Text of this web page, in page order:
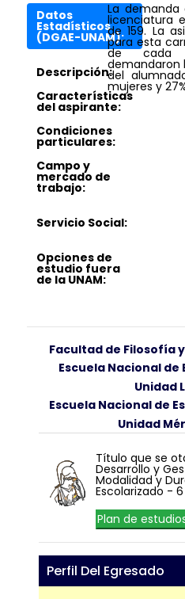
Datos
Estadísticos
(DGAE-UNAM):
Descripción:
Características
del aspirante:
Condiciones
particulares:
Campo y
mercado de
trabajo:
Servicio Social:
Opciones de
estudio fuera
de la UNAM:
La
licenciatura
de 159. La
para esta
de cada
demandaron
del
mujeres y
Facultad de Filosofía
Escuela Nacional
Unidad
Escuela Nacional de
Unidad
Título que se
Desarrollo y
Modalidad y
Escolarizado -
Plan de
Perfil Del Egresado